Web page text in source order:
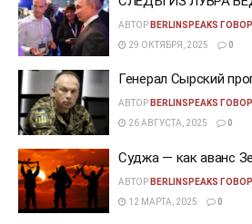
АВТОР BERLINSPEAKS
29 ОКТЯБРЯ, 2025
0
Генерал Сырский
АВТОР BERLINSPEAKS
26 АВГУСТА, 2025
0
Суджа — как аванс
АВТОР BERLINSPEAKS
12 МАРТА, 2025
0